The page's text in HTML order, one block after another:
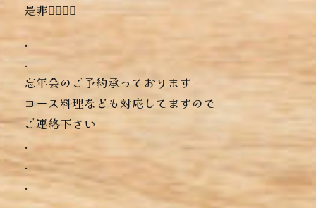
是非っ🏻‍🏻‍🏻‍
.
.
忘年会のご予約承っております
コース料理なども対応してますので
ご連絡下さい
.
.
.